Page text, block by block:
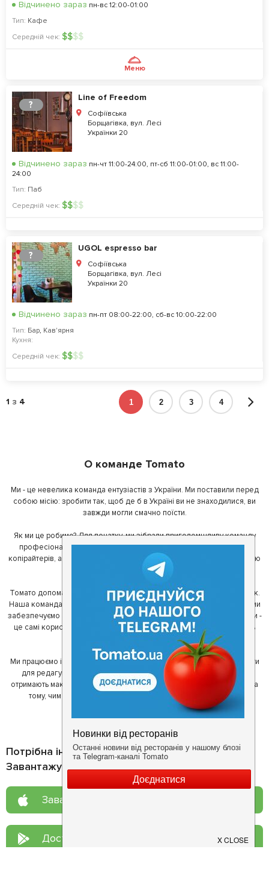
Відчинено зараз пн-вс 12:00-01:00
Тип: Кафе
Середній чек: $$$$
Меню
?
Line of Freedom
Софіївська
Борщагівка, вул. Лесі
Українки 20
Відчинено зараз пн-чт 11:00-24:00, пт-сб 11:00-01:00, вс 11:00-
24:00
Тип: Паб
Середній чек: $$$$
?
UGOL espresso bar
Софіївська
Борщагівка, вул. Лесі
Українки 20
Відчинено зараз пн-пт 08:00-22:00, сб-вс 10:00-22:00
Тип: Бар, Кав'ярня
Кухня:
Середній чек: $$$$
1 з 4 1 2 3 4
О команде Tomato
Ми - це невелика команда ентузіастів з України. Ми поставили перед
собою місію: зробити так, щоб де б в Україні ви не знаходилися, ви
завжди могли смачно поїсти.
Як ми це робимо? Для початку, ми зібрали приголомшливу команду
професіоналів - фахівців з дизайну, програмування, маркетингу,
копірайтерів, а за сумісництвом - любителів гарної їжі. З їх допомогою
ми створили Томато.
Томато допомагає своїм користувачам знайти цікаві місця неподалік.
Наша команда регулярно зв'язується з ресторанами - таким чином ми
забезпечуємо актуальність інформації. Друга частина нашої команди -
це самі користувачі, які діляться своїми враженнями і допомагають
один одному у виборі кращих місць.
Ми працюємо і з ресторанами. Для них ми надаємо зручні інструменти
для редагування інформації про себе - в результаті відвідувачі
отримають максимум інформації, а ресторан зможе зосередитися на
тому, чим він любить займатися більше всього - смачній їжі.
Потрібна інформація про заклад?
Завантажуйте додаток!
Завантажте у
Доступно у